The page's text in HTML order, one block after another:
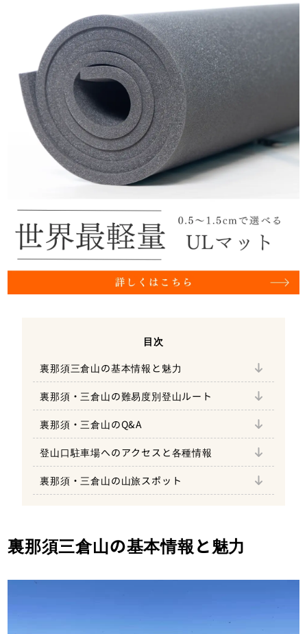
目次
裏那須三倉山の基本情報と魅力
魅力その1：流石山～大倉山へ延びる魅惑の稜
魅力その2：三倉山山頂は360°の大パノラマ
魅力その3：大峠～流石山～大倉山への道中は
花の楽園
裏那須・三倉山の難易度別登山ルート
①大峠～流石山～三倉山｜往復コース
コースタイム詳細
コース詳細
②三倉山登山口～唐沢山～三倉山～大峠
～観音沼森林公園～｜周回コース
コースタイム詳細
コース詳細
③峰の茶屋～三本槍岳（表那須）～大峠～三
倉山（裏那須）｜往復コース
裏那須・三倉山のQ&A
Q:三倉山の山開きはいつですか？
Q:流石山の花の時期はいつ頃？
登山口駐車場へのアクセスと各種情報
大峠林道口 鎧沢駐車場
観音沼森林公園駐車場
裏那須・三倉山の山旅スポット
韓国料理 平野屋
猿楽台地
猿楽そば
観音沼森林公園
裏那須三倉山の基本情報と魅力